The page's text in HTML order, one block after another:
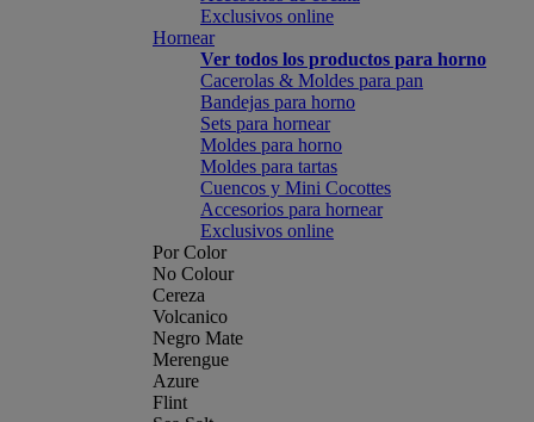
Exclusivos online
Hornear
Ver todos los productos para horno
Cacerolas & Moldes para pan
Bandejas para horno
Sets para hornear
Moldes para horno
Moldes para tartas
Cuencos y Mini Cocottes
Accesorios para hornear
Exclusivos online
Por Color
No Colour
Cereza
Volcanico
Negro Mate
Merengue
Azure
Flint